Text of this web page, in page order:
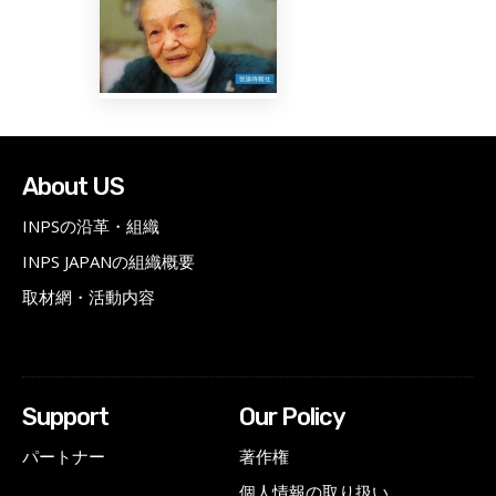
About US
INPSの沿革・組織
INPS JAPANの組織概要
取材網・活動内容
Support
パートナー
Our Policy
著作権